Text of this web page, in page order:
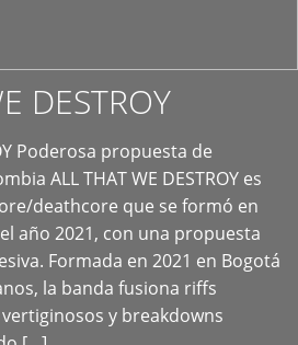
DESTROY
Poderosa propuesta de
ALL THAT WE DESTROY es
deathcore que se formó en
año 2021, con una propuesta
Formada en 2021 en Bogotá
la banda fusiona riffs
y breakdowns
+